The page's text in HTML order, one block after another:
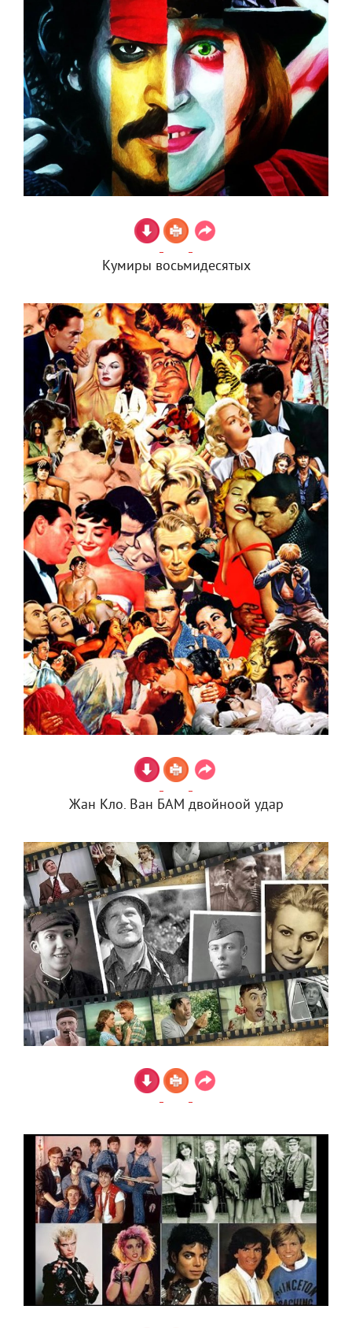
Кумиры восьмидесятых
Жан Кло. Ван БАМ двойноой удар